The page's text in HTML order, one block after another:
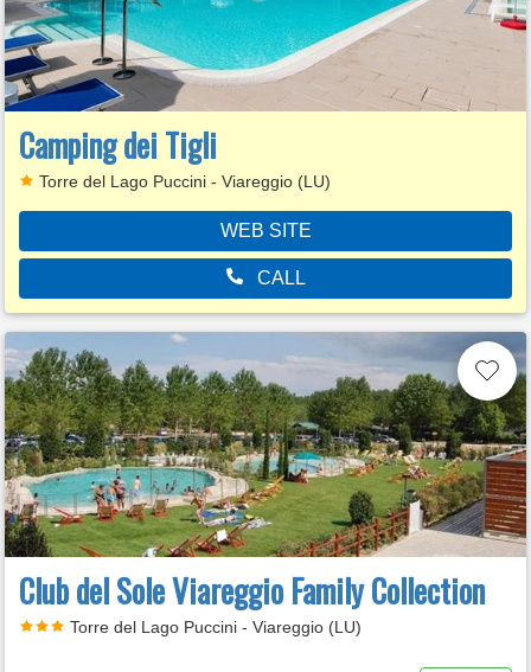
Camping dei Tigli
Torre del Lago Puccini - Viareggio (LU)
WEB SITE
CALL
Club del Sole Viareggio Family Collection
Torre del Lago Puccini - Viareggio (LU)